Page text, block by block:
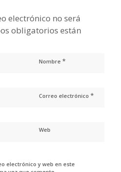
electrónico no será
obligatorios están
Nombre *
Correo electrónico *
Web
electrónico y web en este